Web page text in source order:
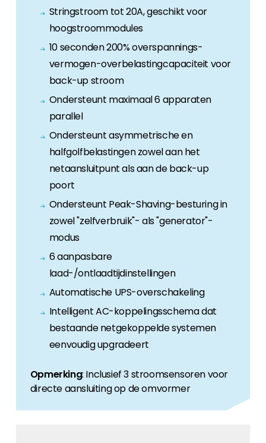
Stringstroom tot 20A, geschikt voor
hoogstroommodules
10 seconden 200% overspannings-
vermogen-overbelastingcapaciteit voor
back-up stroom
Ondersteunt maximaal 6 apparaten
parallel
Ondersteunt asymmetrische en
halfgolfbelastingen zowel aan het
netaansluitpunt als aan de back-up
poort
Ondersteunt Peak-Shaving-besturing in
zowel "zelfverbruik"- als "generator"-
modus
6 aanpasbare
laad-/ontlaadtijdinstellingen
Automatische UPS-overschakeling
Intelligent AC-koppelingsschema dat
bestaande netgekoppelde systemen
eenvoudig upgradeert
Opmerking: Inclusief 3 stroomsensoren voor
directe aansluiting op de omvormer